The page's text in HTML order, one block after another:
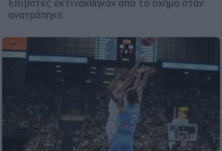
Επιβάτες εκτινάχθηκαν από το όχημα όταν
ανατράπηκε